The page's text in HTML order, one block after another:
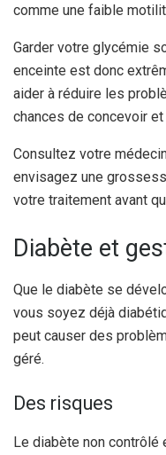
comme une faible
Garder votre glycémie
enceinte est donc
aider à réduire les
chances de concevoir et
Consultez votre
envisagez une
votre traitement avant
Diabète et
Que le diabète se
vous soyez déjà
peut causer des
géré.
Des risques
Le diabète non contrôlé